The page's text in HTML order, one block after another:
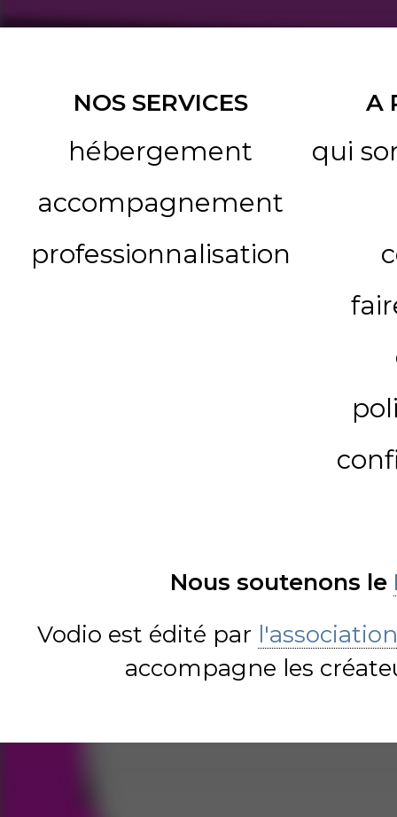
NOS SERVICES
hébergement
accompagnement
professionnalisation
A
qui